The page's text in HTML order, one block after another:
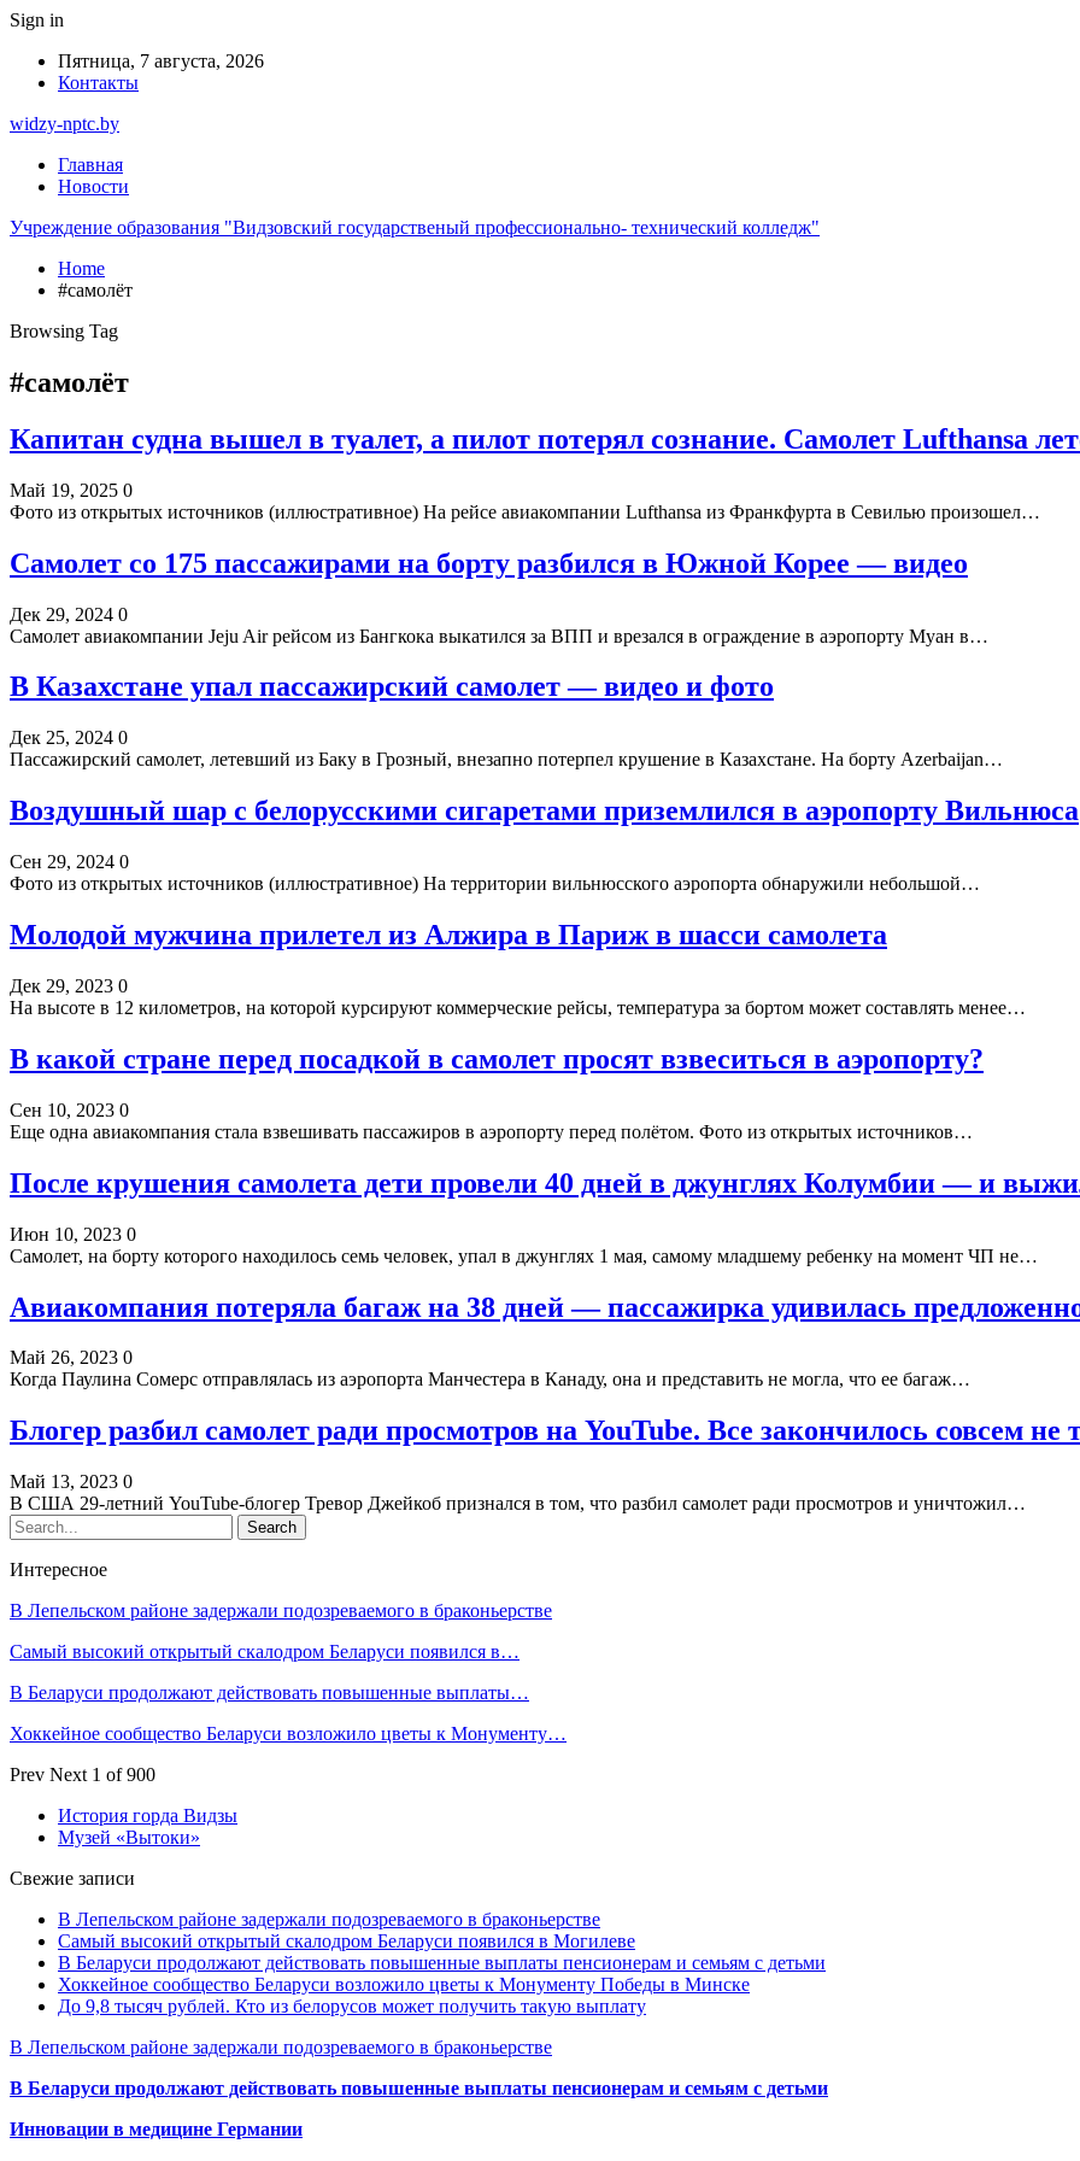
Sign in
Пятница, 7 августа, 2026
Контакты
widzy-nptc.by
Главная
Новости
Учреждение образования "Видзовский государственый профессионально- технический колледж"
Home
#самолёт
Browsing Tag
#самолёт
Капитан судна вышел в туалет, а пилот потерял сознание. Самолет Lufthansa
Май 19, 2025 0
Фото из открытых источников (иллюстративное) На рейсе авиакомпании Lufthansa из Франкфурта в Севилью произошел…
Самолет со 175 пассажирами на борту разбился в Южной Корее — видео
Дек 29, 2024 0
Самолет авиакомпании Jeju Air рейсом из Бангкока выкатился за ВПП и врезался в ограждение в аэропорту Муан в…
В Казахстане упал пассажирский самолет — видео и фото
Дек 25, 2024 0
Пассажирский самолет, летевший из Баку в Грозный, внезапно потерпел крушение в Казахстане. На борту Azerbaijan…
Воздушный шар с белорусскими сигаретами приземлился в аэропорту Вильнюса
Сен 29, 2024 0
Фото из открытых источников (иллюстративное) На территории вильнюсского аэропорта обнаружили небольшой…
Молодой мужчина прилетел из Алжира в Париж в шасси самолета
Дек 29, 2023 0
На высоте в 12 километров, на которой курсируют коммерческие рейсы, температура за бортом может составлять менее…
В какой стране перед посадкой в самолет просят взвеситься в аэропорту?
Сен 10, 2023 0
Еще одна авиакомпания стала взвешивать пассажиров в аэропорту перед полётом. Фото из открытых источников…
После крушения самолета дети провели 40 дней в джунглях Колумбии — и
Июн 10, 2023 0
Самолет, на борту которого находилось семь человек, упал в джунглях 1 мая, самому младшему ребенку на момент ЧП не…
Авиакомпания потеряла багаж на 38 дней — пассажирка удивилась
Май 26, 2023 0
Когда Паулина Сомерс отправлялась из аэропорта Манчестера в Канаду, она и представить не могла, что ее багаж…
Блогер разбил самолет ради просмотров на YouTube. Все закончилось совсем не
Май 13, 2023 0
В США 29-летний YouTube-блогер Тревор Джейкоб признался в том, что разбил самолет ради просмотров и уничтожил…
Интересное
В Лепельском районе задержали подозреваемого в браконьерстве
Самый высокий открытый скалодром Беларуси появился в…
В Беларуси продолжают действовать повышенные выплаты…
Хоккейное сообщество Беларуси возложило цветы к Монументу…
Prev Next 1 of 900
История горда Видзы
Музей «Вытоки»
Свежие записи
В Лепельском районе задержали подозреваемого в браконьерстве
Самый высокий открытый скалодром Беларуси появился в Могилеве
В Беларуси продолжают действовать повышенные выплаты пенсионерам и семьям с детьми
Хоккейное сообщество Беларуси возложило цветы к Монументу Победы в Минске
До 9,8 тысяч рублей. Кто из белорусов может получить такую выплату
В Лепельском районе задержали подозреваемого в браконьерстве
В Беларуси продолжают действовать повышенные выплаты пенсионерам и семьям с детьми
Инновации в медицине Германии